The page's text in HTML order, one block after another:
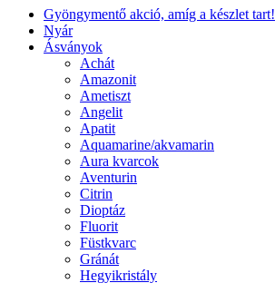
Gyöngymentő akció, amíg a készlet tart!
Nyár
Ásványok
Achát
Amazonit
Ametiszt
Angelit
Apatit
Aquamarine/akvamarin
Aura kvarcok
Aventurin
Citrin
Dioptáz
Fluorit
Füstkvarc
Gránát
Hegyikristály